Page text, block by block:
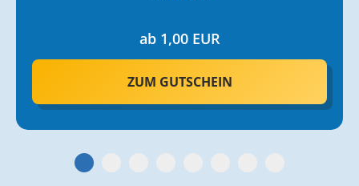
ab 1,00EUR
ZUM GUTSCHEIN